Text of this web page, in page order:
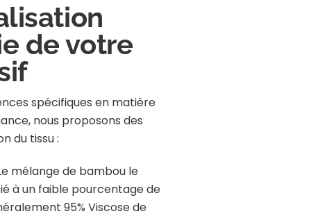
de votre
spécifiques en matière
nous proposons des
du tissu :
mélange de bambou le
à un faible pourcentage de
95% Viscose de